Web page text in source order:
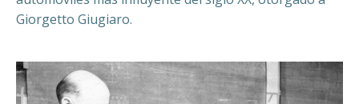
Giorgetto Giugiaro.